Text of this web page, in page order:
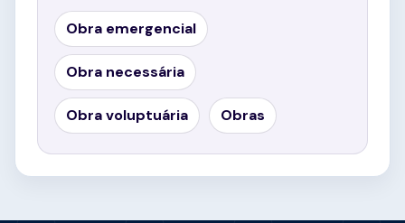
Obra emergencial
Obra necessária
Obra voluptuária Obras